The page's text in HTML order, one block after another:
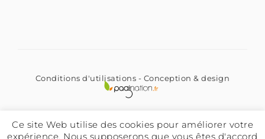
Conditions d'utilisations - Conception & design
Ce site Web utilise des cookies pour améliorer votre
expérience. Nous supposerons que vous êtes d'accord